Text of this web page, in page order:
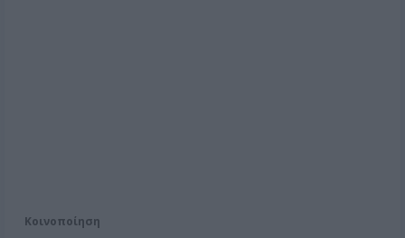
Κοινοποίηση